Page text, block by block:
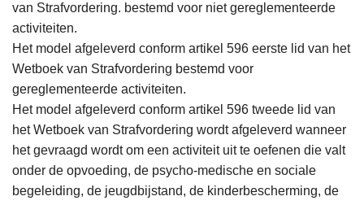
van Strafvordering. bestemd voor niet gereglementeerde
activiteiten.
Het model afgeleverd conform artikel 596 eerste lid van het
Wetboek van Strafvordering bestemd voor
gereglementeerde activiteiten.
Het model afgeleverd conform artikel 596 tweede lid van
het Wetboek van Strafvordering wordt afgeleverd wanneer
het gevraagd wordt om een activiteit uit te oefenen die valt
onder de opvoeding, de psycho-medische en sociale
begeleiding, de jeugdbijstand, de kinderbescherming, de